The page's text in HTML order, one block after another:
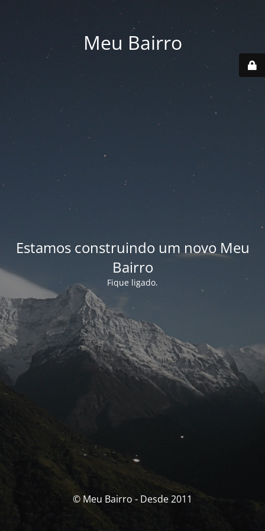
Meu Bairro
Estamos construindo um novo Meu
Bairro
Fique ligado.
© Meu Bairro - Desde 2011